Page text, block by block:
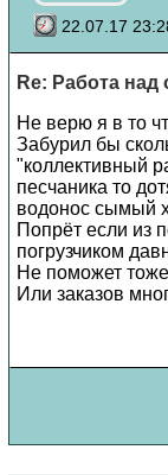
22.07.17
Re: Работа
Не верю я в то
Забурил бы
"коллективный
песчаника то
водонос сымый
Попрёт если из
погрузчиком
Не поможет
Или заказов